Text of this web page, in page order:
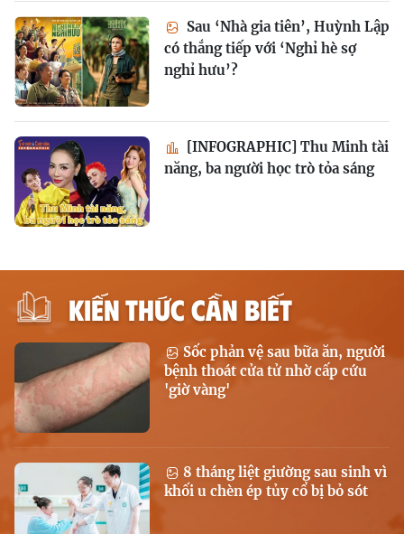
Sau ‘Nhà gia tiên’, Huỳnh Lập
có thắng tiếp với ‘Nghỉ hè sợ
nghỉ hưu’?
[INFOGRAPHIC] Thu Minh tài
năng, ba người học trò tỏa sáng
KIẾN THỨC CẦN BIẾT
Sốc phản vệ sau bữa ăn, người
bệnh thoát cửa tử nhờ cấp cứu
'giờ vàng'
8 tháng liệt giường sau sinh vì
khối u chèn ép tủy cổ bị bỏ sót